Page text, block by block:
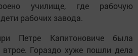
училище, где рабочую
рабочих завода.
Петре Капитоновиче была
Гораздо хуже пошли дела